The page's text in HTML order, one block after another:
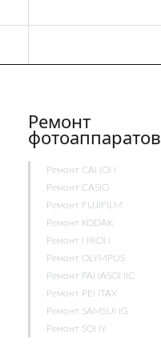
Ремонт
фотоаппаратов
Ремонт CANON
Ремонт CASIO
Ремонт FUJIFILM
Ремонт KODAK
Ремонт NIKON
Ремонт OLYMPUS
Ремонт PANASONIC
Ремонт PENTAX
Ремонт SAMSUNG
Ремонт SONY